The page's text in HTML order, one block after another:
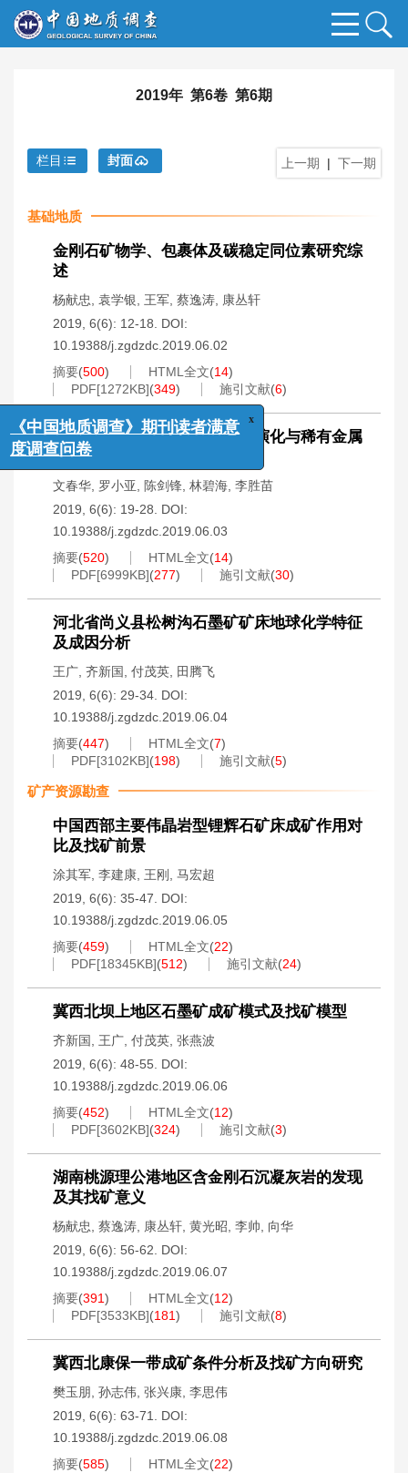
2019年 第6卷 第6期
上一期 | 下一期
栏目 封面
基础地质
金刚石矿物学、包裹体及碳稳定同位素研究综
述
杨献忠 袁学银 王军 蔡逸涛
康丛轩
2019, 6(6): 12-18.
DOI:
10.19388/j.zgdzdc.2019.06.02
摘要(500) HTML全文(14)
PDF[1272KB](349) 施引文献(6)
湘东北幕阜山地区燕山期岩浆演化与稀有金属
成矿的关系
文春华 罗小亚 陈剑锋 林碧海 李胜苗
2019, 6(6): 19-28.
DOI:
10.19388/j.zgdzdc.2019.06.03
摘要(520) HTML全文(14)
PDF[6999KB](277) 施引文献(30)
河北省尚义县松树沟石墨矿矿床地球化学特征
及成因分析
王广 齐新国 付茂英
田腾飞
2019, 6(6): 29-34. DOI:
10.19388/j.zgdzdc.2019.06.04
摘要(447) HTML全文(7)
PDF[3102KB](198) 施引文献(5)
矿产资源勘查
中国西部主要伟晶岩型锂辉石矿床成矿作用对
比及找矿前景
涂其军 李建康 王刚
马宏超
2019, 6(6): 35-47.
DOI:
10.19388/j.zgdzdc.2019.06.05
摘要(459) HTML全文(22)
PDF[18345KB](512) 施引文献(24)
冀西北坝上地区石墨矿成矿模式及找矿模型
齐新国 王广 付茂英 张燕波
2019, 6(6): 48-55.
DOI:
10.19388/j.zgdzdc.2019.06.06
摘要(452) HTML全文(12)
PDF[3602KB](324) 施引文献(3)
湖南桃源理公港地区含金刚石沉凝灰岩的发现
及其找矿意义
杨献忠 蔡逸涛 康丛轩 黄光昭 李帅
向华
2019, 6(6): 56-62.
DOI:
10.19388/j.zgdzdc.2019.06.07
摘要(391) HTML全文(12)
PDF[3533KB](181) 施引文献(8)
冀西北康保一带成矿条件分析及找矿方向研究
樊玉朋 孙志伟 张兴康 李思伟
2019, 6(6): 63-71.
DOI:
10.19388/j.zgdzdc.2019.06.08
摘要(585) HTML全文(22)
x
《中国地质调查》期刊读者满意
度调查问卷